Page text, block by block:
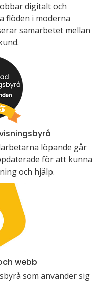
digitalt och
flöden i moderna
samarbetet mellan
löpande går
för att kunna
och hjälp.
webb
som använder sig